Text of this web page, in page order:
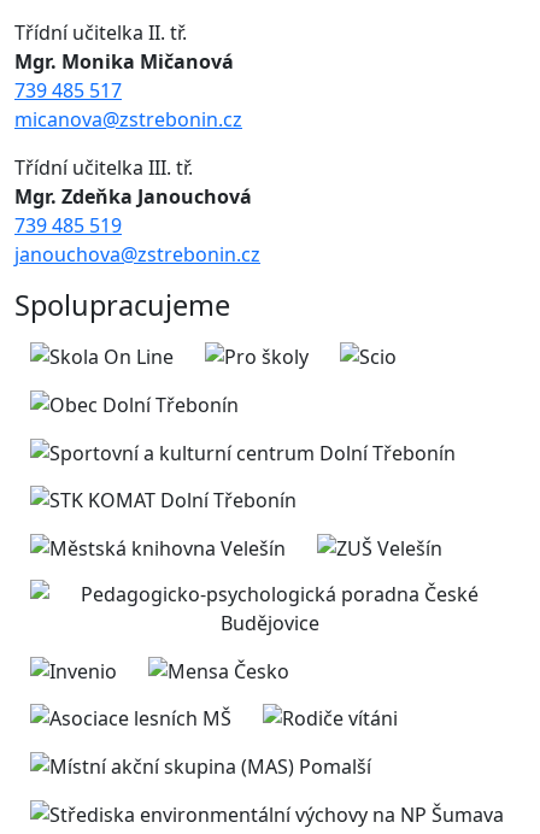
Třídní učitelka II. tř.
Mgr. Monika Mičanová
739 485 517
micanova@zstrebonin.cz
Třídní učitelka III. tř.
Mgr. Zdeňka Janouchová
739 485 519
janouchova@zstrebonin.cz
Spolupracujeme